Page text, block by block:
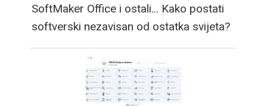
SoftMaker Office i ostali... Kako postati
softverski nezavisan od ostatka svijeta?